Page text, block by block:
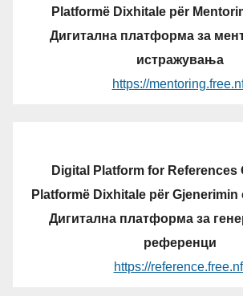
Platformë Dixhitale për
Дигитална платформа за
истражувања
https://
Digital Platform for References
Platformë Dixhitale për Gjenerimin
Дигитална платформа за
референци
https://